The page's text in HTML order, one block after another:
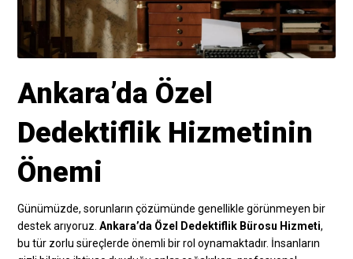
Ankara’da Özel
Dedektiflik Hizmetinin
Önemi
Günümüzde, sorunların çözümünde genellikle görünmeyen bir
destek arıyoruz.Ankara’da Özel Dedektiflik Bürosu Hizmeti,
bu tür zorlu süreçlerde önemli bir rol oynamaktadır. İnsanların